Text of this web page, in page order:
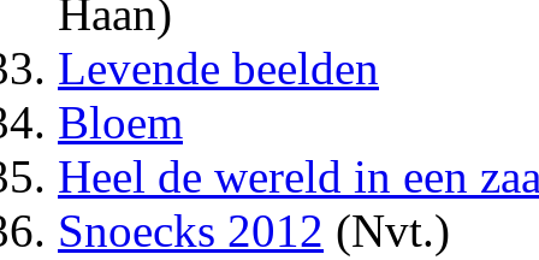
Haan)
Levende beelden
Bloem
Heel de wereld in een
Snoecks 2012 (Nvt.)